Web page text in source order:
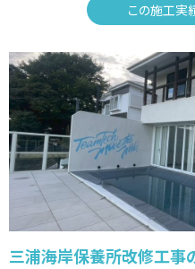
この施工実
三浦海岸保養所改修工事